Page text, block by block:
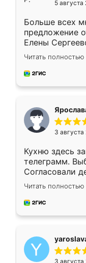
5 августа
Больше всех
предложение
Елены
короткие
для замера
предложил по
Читать полностью
3 августа
Кухню здесь
телеграмм.
Согласовали
недели кухня
довольны
мебель за
Читать полностью
3 августа